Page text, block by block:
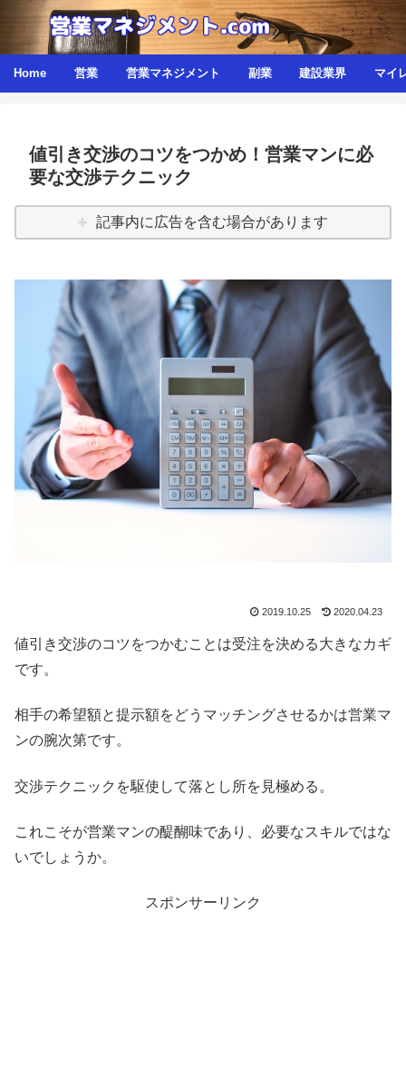
Home 営業 営業マネジメント 副業 建設業界 マイ
値引き交渉のコツをつかめ！営業マンに必
要な交渉テクニック
記事内に広告を含む場合があります
2019.10.25 2020.04.23
値引き交渉のコツをつかむことは受注を決める大きなカギ
です。
相手の希望額と提示額をどうマッチングさせるかは営業マ
ンの腕次第です。
交渉テクニックを駆使して落とし所を見極める。
これこそが営業マンの醍醐味であり、必要なスキルではな
いでしょうか。
スポンサーリンク